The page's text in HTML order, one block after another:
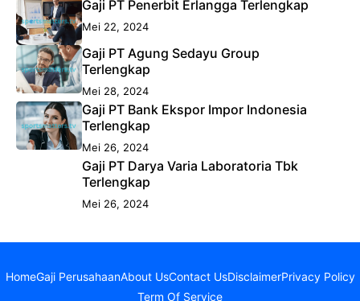
Gaji PT Penerbit Erlangga Terlengkap
Mei 22, 2024
Gaji PT Agung Sedayu Group
Terlengkap
Mei 28, 2024
Gaji PT Bank Ekspor Impor Indonesia
Terlengkap
Mei 26, 2024
Gaji PT Darya Varia Laboratoria Tbk
Terlengkap
Mei 26, 2024
HomeGaji PerusahaanAbout UsContact UsDisclaimerPrivacy Policy
Term Of Service